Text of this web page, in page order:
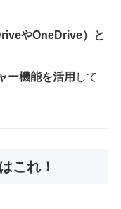
やOneDrive）と
ー機能を活用 して
これ！